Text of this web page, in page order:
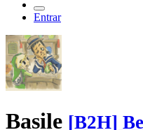
Entrar
Basile [B2H]